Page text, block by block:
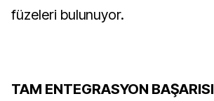
füzeleri bulunuyor.
TAM ENTEGRASYON BAŞARISI